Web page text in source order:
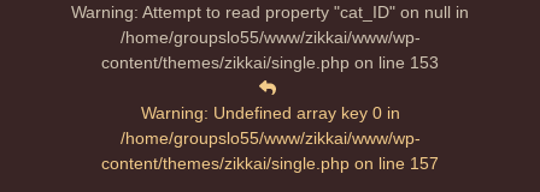
Warning: Attempt to read property "cat_ID" on null in
/home/groupslo55/www/zikkai/www/wp-
content/themes/zikkai/single.php on line 153
Warning: Undefined array key 0 in
/home/groupslo55/www/zikkai/www/wp-
content/themes/zikkai/single.php on line 157